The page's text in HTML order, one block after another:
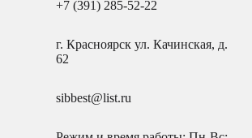
+7 (391) 285-52-22
г. Красноярск ул. Качинская, д.
62
sibbest@list.ru